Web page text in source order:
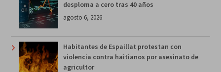
desploma a cero tras 40 años
agosto 6, 2026
Habitantes de Espaillat protestan con
violencia contra haitianos por asesinato de
agricultor